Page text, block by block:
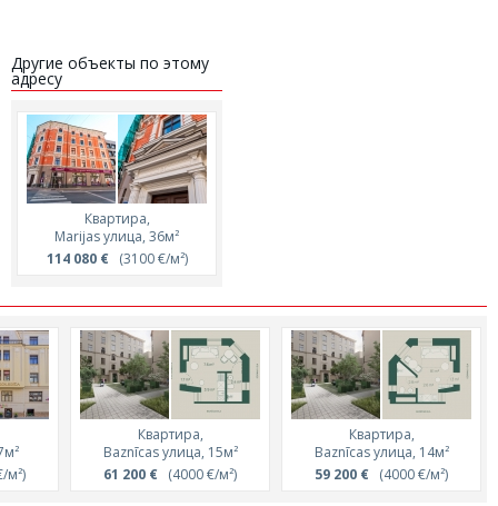
Другие объекты по этому
адресу
Квартира,
Marijas улица, 36м²
114 080 €(3100 €/м²)
м²)
Квартира,
Baznīcas улица, 15м²
61 200 € (4000 €/м²)
Квартира,
Baznīcas улица, 14м²
59 200 € (4000 €/м²)